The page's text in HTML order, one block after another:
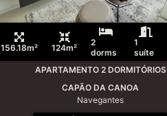
156.18m² 124m²
2
dorms
1
suíte
APARTAMENTO 2 DORMITÓRIOS
CAPÃO DA CANOA
Navegantes